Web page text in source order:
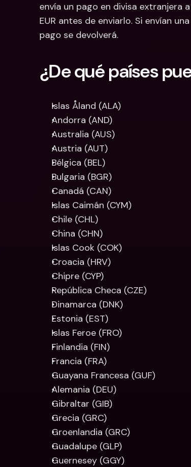
envía un pago en divisa extranjera
EUR antes de enviarlo. Si envían
pago se devolverá.
¿De qué países
Islas Åland (ALA)
Andorra (AND)
Australia (AUS)
Austria (AUT)
Bélgica (BEL)
Bulgaria (BGR)
Canadá (CAN)
Islas Caimán (CYM)
Chile (CHL)
China (CHN)
Islas Cook (COK)
Croacia (HRV)
Chipre (CYP)
República Checa (CZE)
Dinamarca (DNK)
Estonia (EST)
Islas Feroe (FRO)
Finlandia (FIN)
Francia (FRA)
Guayana Francesa (GUF)
Alemania (DEU)
Gibraltar (GIB)
Grecia (GRC)
Groenlandia (GRC)
Guadalupe (GLP)
Guernesey (GGY)